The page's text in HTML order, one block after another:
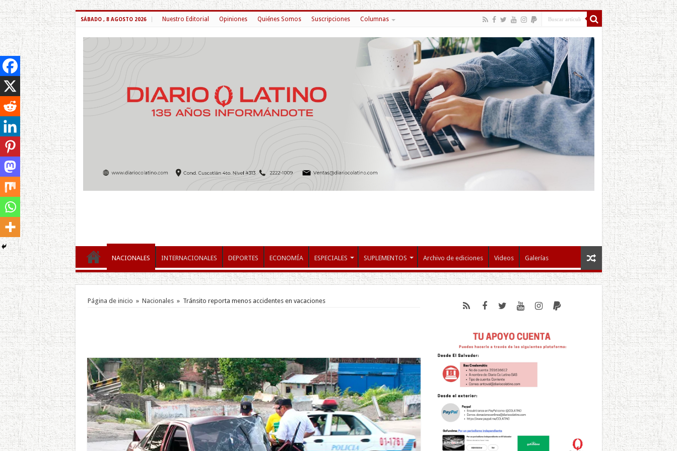
SÁBADO , 8 AGOSTO 2026 Nuestro Editorial Opiniones Quiénes Somos Suscripciones Columnas
NACIONALES INTERNACIONALES DEPORTES ECONOMÍA ESPECIALES SUPLEMENTOS Archivo de ediciones Videos Galerías
Página de inicio » Nacionales » Tránsito reporta menos accidentes en vacaciones